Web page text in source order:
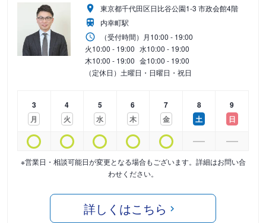
東京都千代田区日比谷公園1-3 市政会館4階
内幸町駅
（受付時間） 月10:00 - 19:00
火10:00 - 19:00 水10:00 - 19:00
木10:00 - 19:00 金10:00 - 19:00
（定休日）土曜日・日曜日・祝日
3
月
4
火
5
水
6
木
7
金
8
土
9
日
※営業日・相談可能日が変更となる場合もございます。詳細はお問い合
わせください。
詳しくはこちら